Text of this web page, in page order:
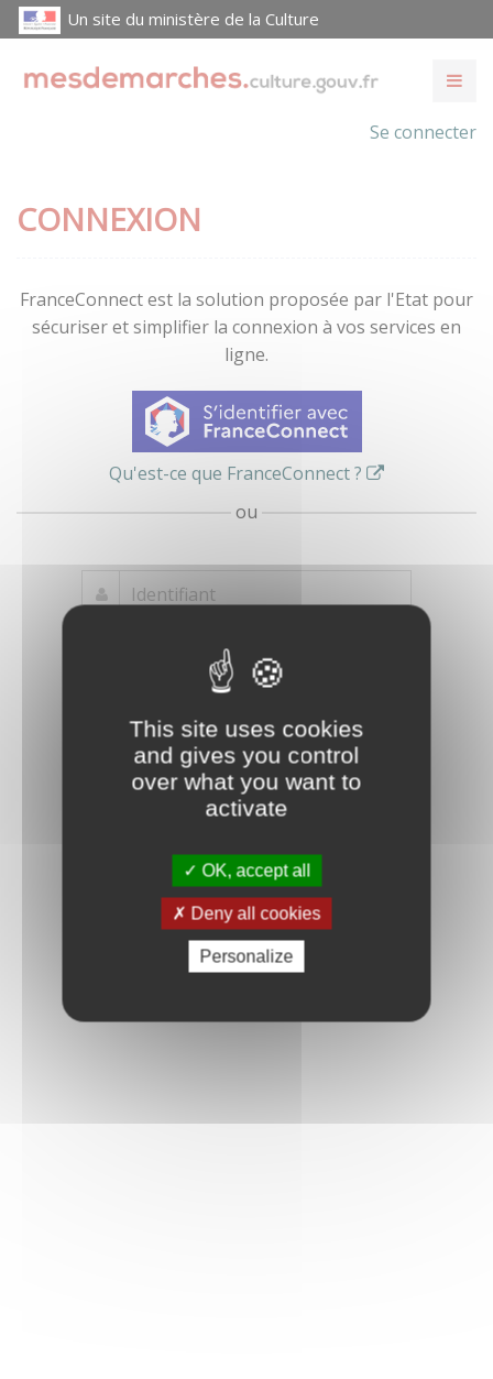
This site uses cookies
and gives you control
over what you want to
activate
OK, accept all
Deny all cookies
Personalize
Un site du ministère de la Culture
Se connecter
CONNEXION
FranceConnect est la solution proposée par l'Etat pour
sécuriser et simplifier la connexion à vos services en
ligne.
Qu'est-ce que FranceConnect ?
ou
oublié ?
compte
Connexion